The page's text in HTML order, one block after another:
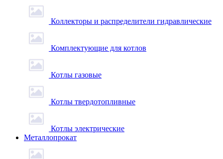
Коллекторы и распределители гидравлические
Комплектующие для котлов
Котлы газовые
Котлы твердотопливные
Котлы электрические
Металлопрокат